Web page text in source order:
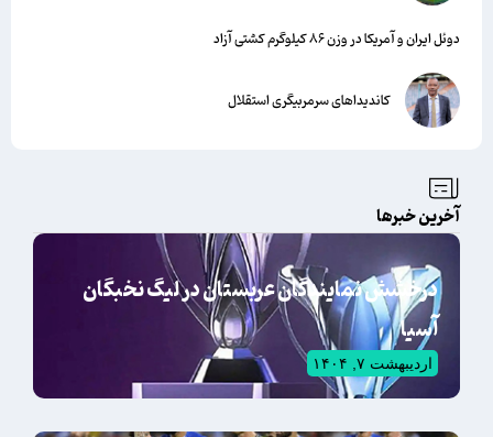
دوئل ایران و آمریکا در وزن ۸۶ کیلوگرم کشتی آزاد
کاندیداهای سرمربیگری استقلال
آخرین خبرها
درخشش نمایندگان عربستان در لیگ نخبگان
آسیا
اردیبهشت ۷, ۱۴۰۴